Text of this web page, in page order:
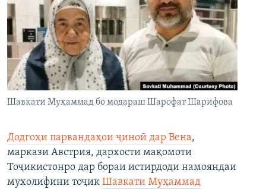
Шавкати Муҳаммад бо модараш Шарофат Шарифова
Додгоҳи парвандаҳои ҷиноӣ дар Вена,
маркази Австрия, дархости мақомоти
Тоҷикистонро дар бораи истирдоди намояндаи
мухолифини тоҷик Шавкати Муҳаммад